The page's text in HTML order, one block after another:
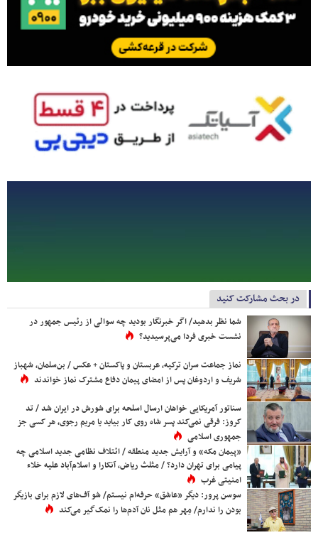
در بحث مشارکت کنید
شما نظر بدهید/ اگر خبرنگار بودید چه سوالی از رئیس جمهور در
نشست خبری فردا می‌پرسیدید؟
نماز جماعت سران ترکیه، عربستان و پاکستان + عکس / بن‌سلمان، شهباز
شریف و اردوغان پس از امضای پیمان دفاع مشترک نماز خواندند
سناتور آمریکایی خواهان ارسال اسلحه برای شورش در ایران شد / تد
کروز: فرقی نمی‌کند پسر شاه روی کار بیاید یا مریم رجوی، هر کسی جز
جمهوری اسلامی
«پیمان مکه» و آرایش جدید منطقه / ائتلاف نظامی جدید اسلامی چه
پیامی برای تهران دارد؟ / مثلث ریاض، آنکارا و اسلام‌آباد علیه خلاء
امنیتی غرب
سوسن پرور: دیگر «عاشق» حرفه‌ام نیستم/ شو آف‌های لازم برای بازیگر
بودن را ندارم/ مِهر هم مثل نان آدم‌ها را نمک‌گیر می‌کند